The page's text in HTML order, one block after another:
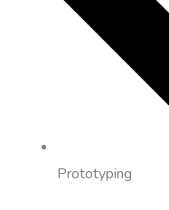
Prototyping